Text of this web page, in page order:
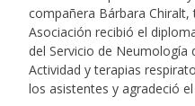
compañera Bárbara
Asociación recibió el
del Servicio de Neumología
Actividad y terapias
los asistentes y agradeció